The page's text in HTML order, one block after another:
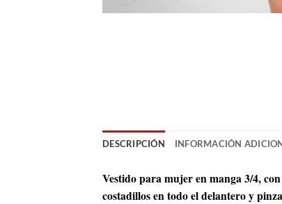
DESCRIPCIÓN INFORMACIÓN
Vestido para mujer en manga 3/4,
costadillos en todo el delantero y